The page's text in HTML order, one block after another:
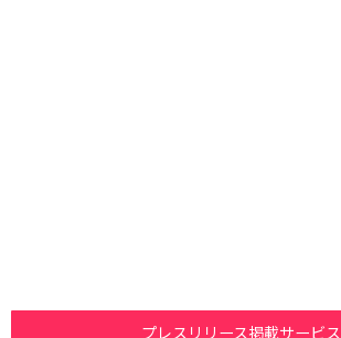
プレスリリース掲載サービス